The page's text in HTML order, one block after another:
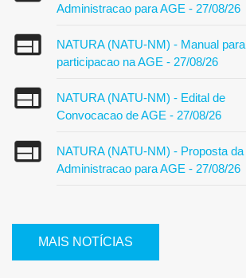
Administracao para AGE - 27/08/26
NATURA (NATU-NM) - Manual para
participacao na AGE - 27/08/26
NATURA (NATU-NM) - Edital de
Convocacao de AGE - 27/08/26
NATURA (NATU-NM) - Proposta da
Administracao para AGE - 27/08/26
MAIS NOTÍCIAS